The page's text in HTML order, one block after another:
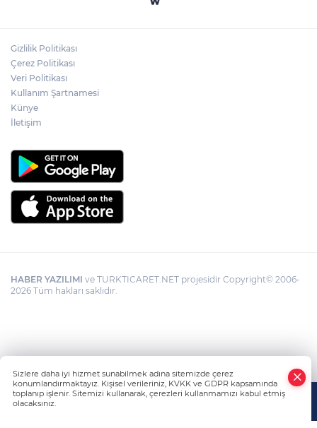
Yapay zekada onlarca uygulamanın
Gizlilik Politikası
Çerez Politikası
Veri Politikası
Kullanım Şartnamesi
Künye
İletişim
HABER YAZILIMI ve TURKTICARET.NET projesidir Copyright© 2006-
2026 Tüm hakları saklıdır.
Sizlere daha iyi hizmet sunabilmek adına sitemizde çerez
konumlandırmaktayız. Kişisel verileriniz, KVKK ve GDPR kapsamında
toplanıp işlenir. Sitemizi kullanarak, çerezleri kullanmamızı kabul etmiş
olacaksınız.